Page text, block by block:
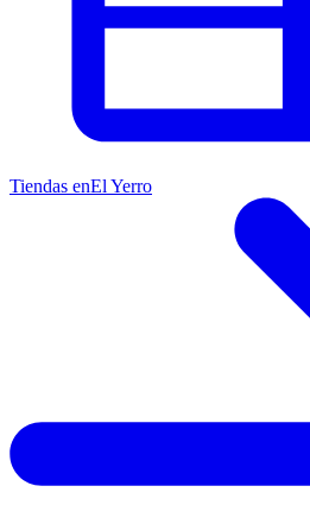
Tiendas enEl Yerro